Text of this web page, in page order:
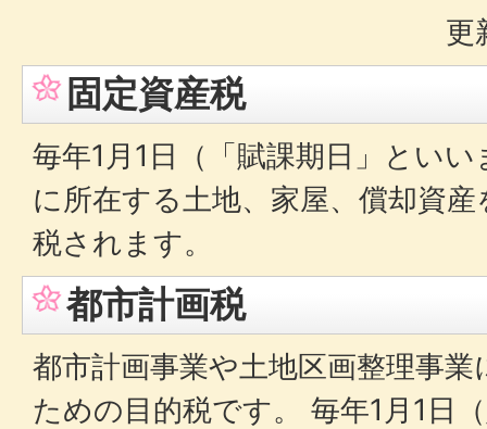
更
固定資産税
毎年1月1日（「賦課期日」とい
に所在する土地、家屋、償却資
税されます。
都市計画税
都市計画事業や土地区画整理事
ための目的税です。 毎年1月1日